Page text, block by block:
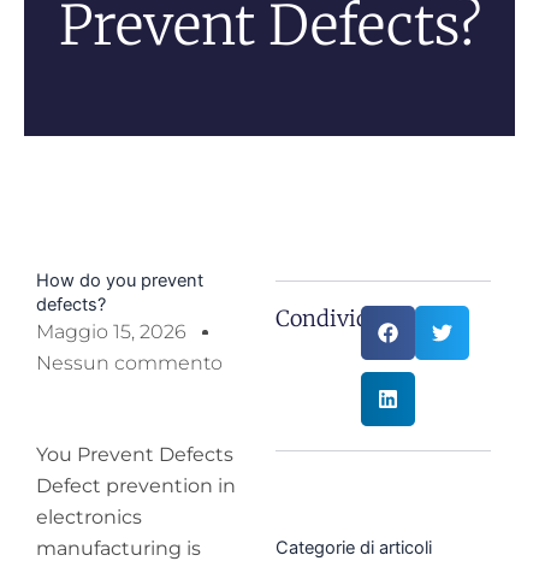
Prevent Defects?
How do you prevent
defects?
Maggio 15, 2026
Nessun commento
You Prevent Defects
Defect prevention in
electronics
manufacturing is
Condividi:
Categorie di articoli